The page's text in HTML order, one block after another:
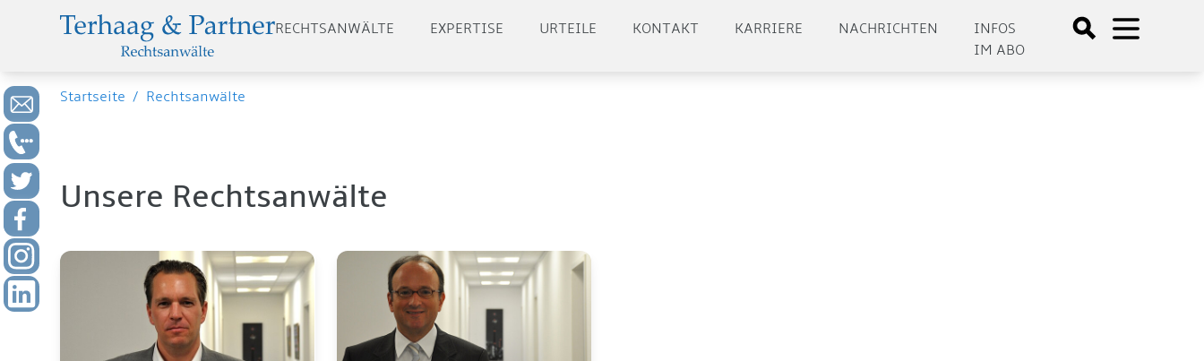
RECHTSANWÄLTE EXPERTISE URTEILE KONTAKT KARRIERE NACHRICHTEN
INFOS
IM ABO
Startseite / Rechtsanwälte
Unsere Rechtsanwälte